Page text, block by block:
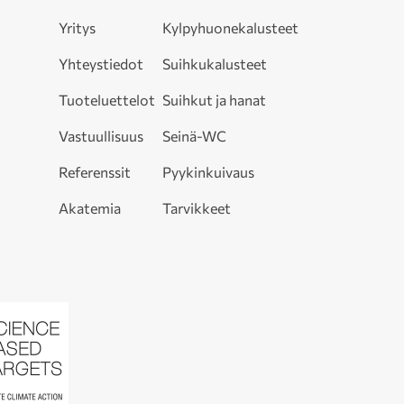
Yritys
Yhteystiedot
Tuoteluettelot
Vastuullisuus
Referenssit
Akatemia
Kylpyhuonekalusteet
Suihkukalusteet
Suihkut ja hanat
Seinä-WC
Pyykinkuivaus
Tarvikkeet